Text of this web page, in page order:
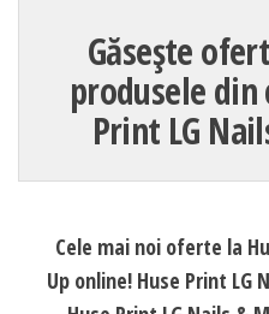
Găsește
produsele din
Print LG
Cele mai noi oferte la
Up online! Huse Print LG